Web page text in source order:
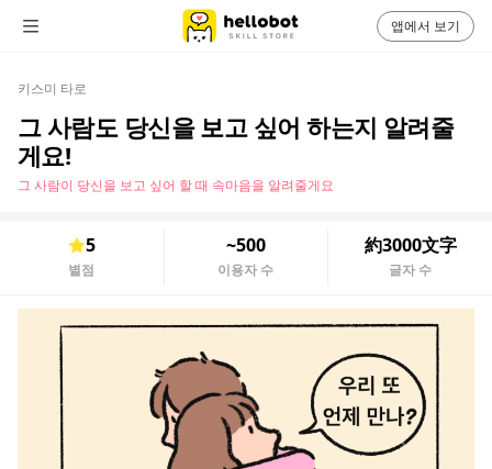
키스미 타로
그 사람도 당신을 보고 싶어 하는지 알려줄
게요!
그 사람이 당신을 보고 싶어 할 때 속마음을 알려줄게요
5
별점
~500
이용자 수
約3000文字
글자 수
앱에서 보기